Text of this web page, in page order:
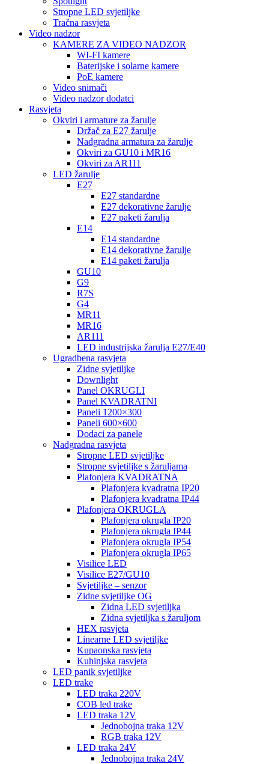
Stropne LED svjetiljke
Tračna rasvjeta
Video nadzor
KAMERE ZA VIDEO NADZOR
WI-FI kamere
Baterijske i solarne kamere
PoE kamere
Video snimači
Video nadzor dodatci
Rasvjeta
Okviri i armature za žarulje
Držač za E27 žarulje
Nadgradna armatura za žarulje
Okviri za GU10 i MR16
Okviri za AR111
LED žarulje
E27
E27 standardne
E27 dekorativne žarulje
E27 paketi žarulja
E14
E14 standardne
E14 dekorativne žarulje
E14 paketi žarulja
GU10
G9
R7S
G4
MR11
MR16
AR111
LED industrijska žarulja E27/E40
Ugradbena rasvjeta
Zidne svjetiljke
Downlight
Panel OKRUGLI
Panel KVADRATNI
Paneli 1200×300
Paneli 600×600
Dodaci za panele
Nadgradna rasvjeta
Stropne LED svjetiljke
Stropne svjetiljke s žaruljama
Plafonjera KVADRATNA
Plafonjera kvadratna IP20
Plafonjera kvadratna IP44
Plafonjera OKRUGLA
Plafonjera okrugla IP20
Plafonjera okrugla IP44
Plafonjera okrugla IP54
Plafonjera okrugla IP65
Visilice LED
Visilice E27/GU10
Svjetiljke – senzor
Zidne svjetiljke OG
Zidna LED svjetiljka
Zidna svjetiljka s žaruljom
HEX rasvjeta
Linearne LED svjetiljke
Kupaonska rasvjeta
Kuhinjska rasvjeta
LED panik svjetiljke
LED trake
LED traka 220V
COB led trake
LED traka 12V
Jednobojna traka 12V
RGB traka 12V
LED traka 24V
Jednobojna traka 24V